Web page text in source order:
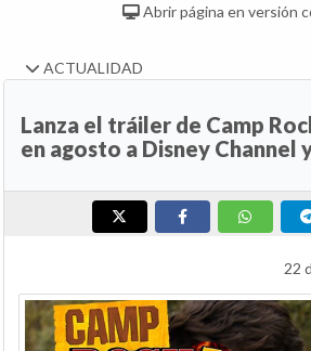
Abrir página en versión
ACTUALIDAD
Lanza el tráiler de Camp
en agosto a Disney Channel
22